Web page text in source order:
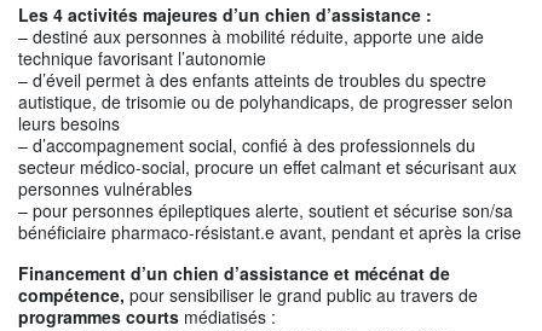
Les 4 activités majeures d’un chien d’assistance :
– destiné aux personnes à mobilité réduite, apporte une aide
technique favorisant l’autonomie
– d’éveil permet à des enfants atteints de troubles du spectre
autistique, de trisomie ou de polyhandicaps, de progresser selon
leurs besoins
– d’accompagnement social, confié à des professionnels du
secteur médico-social, procure un effet calmant et sécurisant aux
personnes vulnérables
– pour personnes épileptiques alerte, soutient et sécurise son/sa
bénéficiaire pharmaco-résistant.e avant, pendant et après la crise
Financement d’un chien d’assistance et mécénat de
compétence, pour sensibiliser le grand public au travers de
programmes courts médiatisés :